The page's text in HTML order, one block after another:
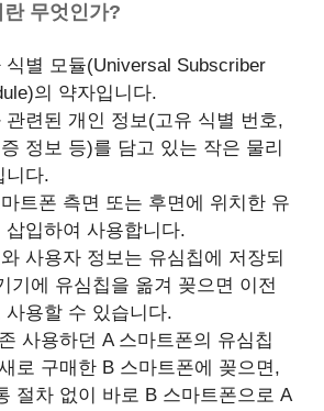
무엇인가?
식별 모듈(Universal Subscriber
의 약자입니다.
관련된 개인 정보(고유 식별 번호,
정보 등)를 담고 있는 작은 물리
니다.
트폰 측면 또는 후면에 위치한 유
삽입하여 사용합니다.
사용자 정보는 유심칩에 저장되
기에 유심칩을 옮겨 꽂으면 이전
사용할 수 있습니다.
사용하던 A 스마트폰의 유심칩
로 구매한 B 스마트폰에 꽂으면,
절차 없이 바로 B 스마트폰으로 A